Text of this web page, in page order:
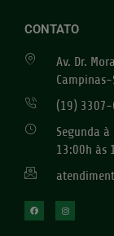
CONTATO
Av. Dr.
Campinas-
(19) 3307-
Segunda
13:00h às